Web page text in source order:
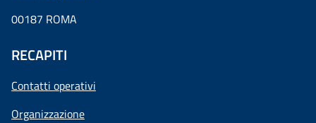
00187 ROMA
RECAPITI
Contatti operativi
Organizzazione